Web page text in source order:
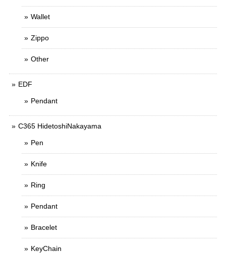
Wallet
Zippo
Other
EDF
Pendant
C365 HidetoshiNakayama
Pen
Knife
Ring
Pendant
Bracelet
KeyChain